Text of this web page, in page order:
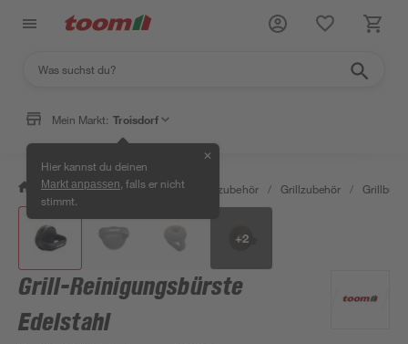
Mein Markt: Troisdorf
Hier kannst du deinen
Markt anpassen , falls er nicht
stimmt.
✕
/ Garten & Freizeit / Grills & Grillzubehör / Grillzubehör /
+2
Grill-Reinigungsbürste
Edelstahl